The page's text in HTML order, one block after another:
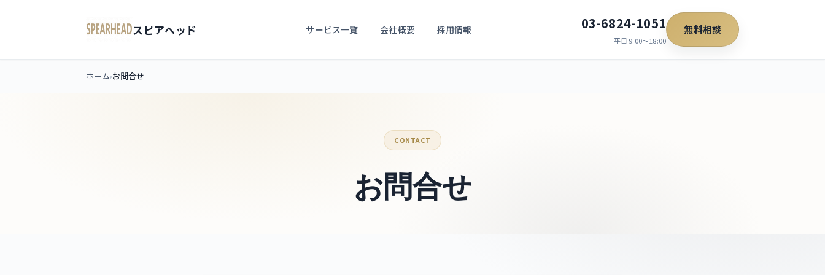
スピアヘッド サービス一覧 会社概要 採用情報 03-6824-1051
平日 9:00〜18:00
無料相談
ホーム お問合せ
CONTACT
お問合せ